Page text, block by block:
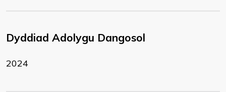
Dyddiad Adolygu Dangosol
2024